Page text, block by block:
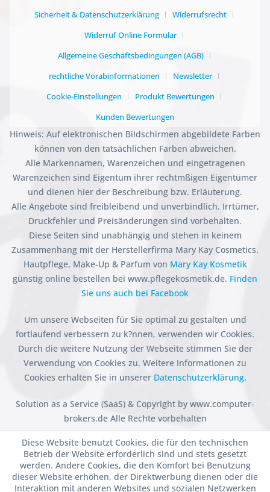
Sicherheit & Datenschutzerklärung
Widerrufsrecht
Widerruf Online Formular
Allgemeine Geschäftsbedingungen (AGB)
rechtliche Vorabinformationen
Newsletter
Cookie-Einstellungen
Produkt Bewertungen
Kunden Bewertungen
Hinweis: Auf elektronischen Bildschirmen abgebildete Farben
können von den tatsächlichen Farben abweichen.
Alle Markennamen, Warenzeichen und eingetragenen
Warenzeichen sind Eigentum ihrer rechtmßigen Eigentümer
und dienen hier der Beschreibung bzw. Erläuterung.
Alle Angebote sind freibleibend und unverbindlich. Irrtümer,
Druckfehler und Preisänderungen sind vorbehalten.
Diese Seiten sind unabhängig und stehen in keinem
Zusammenhang mit der Herstellerfirma Mary Kay Cosmetics.
Hautpflege, Make-Up & Parfum von Mary Kay Kosmetik
günstig online bestellen bei www.pflegekosmetik.de. Finden
Sie uns auch bei Facebook
Um unsere Webseiten für Sie optimal zu gestalten und
fortlaufend verbessern zu k?nnen, verwenden wir Cookies.
Durch die weitere Nutzung der Webseite stimmen Sie der
Verwendung von Cookies zu. Weitere Informationen zu
Cookies erhalten Sie in unserer Datenschutzerklärung.
Solution as a Service (SaaS) & Copyright by www.computer-
brokers.de Alle Rechte vorbehalten
Diese Website benutzt Cookies, die für den technischen
Betrieb der Website erforderlich sind und stets gesetzt
werden. Andere Cookies, die den Komfort bei Benutzung
dieser Website erhöhen, der Direktwerbung dienen oder die
Interaktion mit anderen Websites und sozialen Netzwerken